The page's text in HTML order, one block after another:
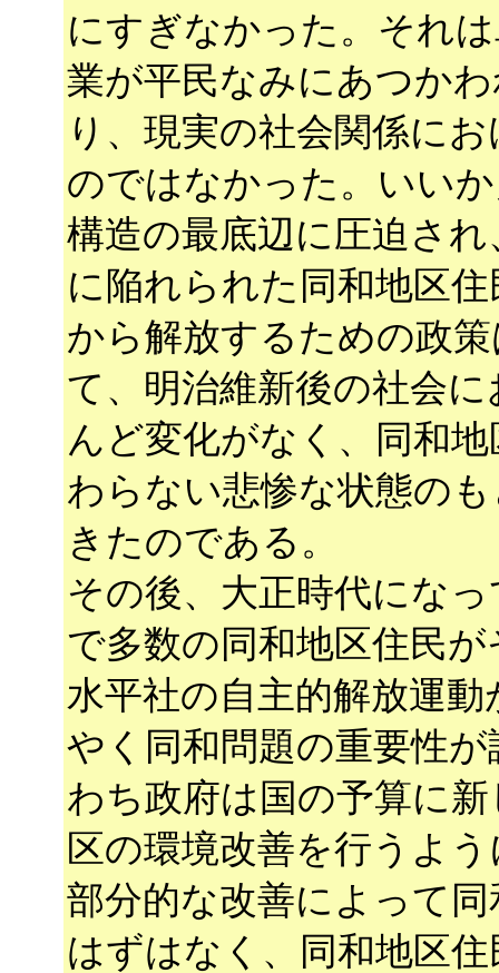
にすぎなかった。それ
業が平民なみにあつか
り、現実の社会関係に
のではなかった。いい
構造の最底辺に圧迫さ
に陥れられた同和地区
から解放するための政
て、明治維新後の社会
んど変化がなく、同和
わらない悲惨な状態の
きたのである。
その後、大正時代にな
で多数の同和地区住民
水平社の自主的解放運
やく同和問題の重要性
わち政府は国の予算に
区の環境改善を行うよ
部分的な改善によって
はずはなく、同和地区